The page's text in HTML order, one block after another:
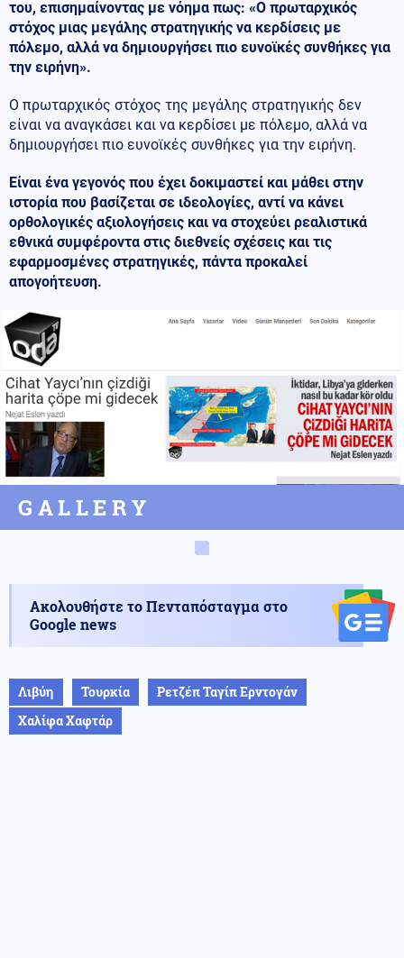
του, επισημαίνοντας με νόημα πως: «Ο πρωταρχικός
στόχος μιας μεγάλης στρατηγικής να κερδίσεις με
πόλεμο, αλλά να δημιουργήσει πιο ευνοϊκές συνθήκες για
την ειρήνη».
Ο πρωταρχικός στόχος της μεγάλης στρατηγικής δεν
είναι να αναγκάσει και να κερδίσει με πόλεμο, αλλά να
δημιουργήσει πιο ευνοϊκές συνθήκες για την ειρήνη.
Είναι ένα γεγονός που έχει δοκιμαστεί και μάθει στην
ιστορία που βασίζεται σε ιδεολογίες, αντί να κάνει
ορθολογικές αξιολογήσεις και να στοχεύει ρεαλιστικά
εθνικά συμφέροντα στις διεθνείς σχέσεις και τις
εφαρμοσμένες στρατηγικές, πάντα προκαλεί
απογοήτευση.
GALLERY
Ακολουθήστε το Πενταπόσταγμα στο
Google news
Λιβύη Τουρκία
Ρετζέπ Ταγίπ Ερντογάν
Χαλίφα Χαφτάρ